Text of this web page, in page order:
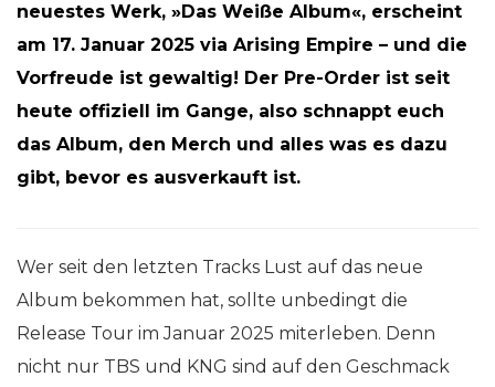
neuestes Werk, »Das Weiße Album«, erscheint
am 17. Januar 2025 via Arising Empire – und die
Vorfreude ist gewaltig! Der Pre-Order ist seit
heute offiziell im Gange, also schnappt euch
das Album, den Merch und alles was es dazu
gibt, bevor es ausverkauft ist.
Wer seit den letzten Tracks Lust auf das neue
Album bekommen hat, sollte unbedingt die
Release Tour im Januar 2025 miterleben. Denn
nicht nur TBS und KNG sind auf den Geschmack